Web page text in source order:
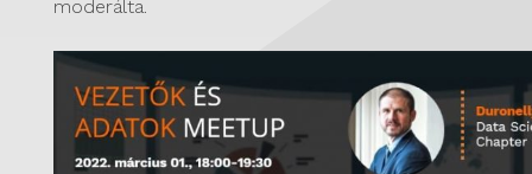
moderálta.